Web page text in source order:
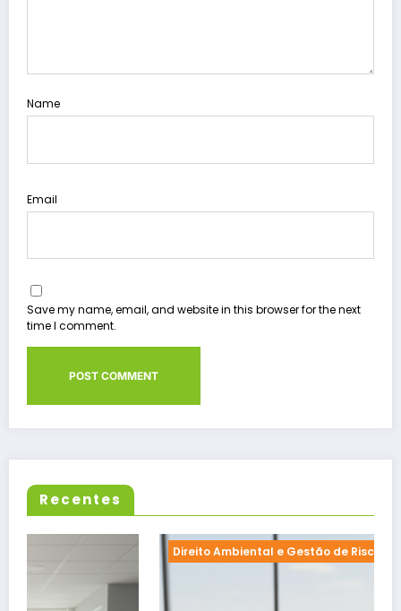
Name
Email
Save my name, email, and website in this browser for the next
time I comment.
Recentes
Direito Ambiental e Gestão de Riscos